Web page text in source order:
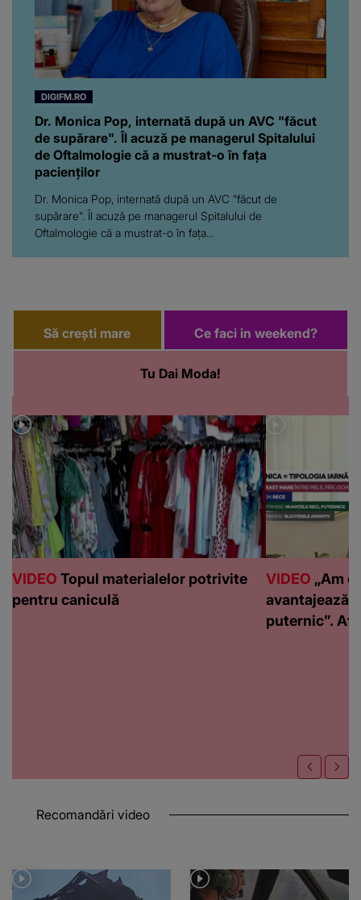
DIGIFM.RO
Dr. Monica Pop, internată după un AVC "făcut
de supărare". Îl acuză pe managerul Spitalului
de Oftalmologie că a mustrat-o în fața
pacienților
Dr. Monica Pop, internată după un AVC "făcut de
supărare". Îl acuză pe managerul Spitalului de
Oftalmologie că a mustrat-o în fața...
Să crești mare
Tu Dai Moda!
Ce faci in weekend?
VIDEO Topul materialelor potrivite
pentru caniculă
VIDEO „Am
avantajează
puternic”.
Recomandări video